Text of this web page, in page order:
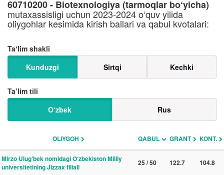
60710200 - Biotexnologiya (tarmoqlar bo‘yicha)
mutaxassisligi uchun 2023-2024 o‘quv yilida
oliygohlar kesimida kirish ballari va qabul kvotalari:
Taʼlim shakli
Kunduzgi
Sirtqi Kechki
Ta’lim tili
O‘zbek
Rus
OLIYGOH QABUL GRANT KONT.
Mirzo Ulug‘bek nomidagi O‘zbekiston Milliy
universitetining Jizzax filiali
25 / 50 122.7 104.8